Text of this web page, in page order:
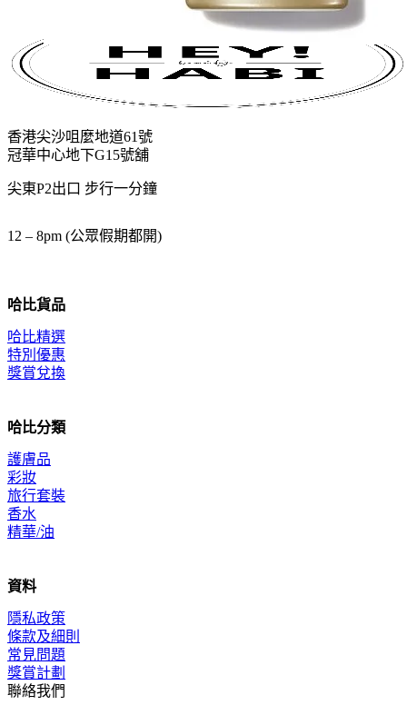
哈比貨品
哈比精選
特別優惠
獎賞兌換
哈比分類
護膚品
彩妝
旅行套裝
香水
精華/油
資料
隱私政策
條款及細則
常見問題
獎賞計劃
聯絡我們
香港尖沙咀麼地道61號
冠華中心地下G15號舖
尖東P2出口 步行一分鐘
12 – 8pm (公眾假期都開)